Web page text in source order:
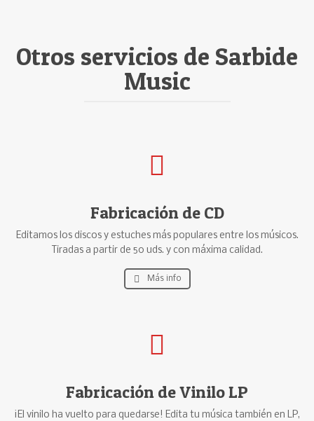
Otros servicios de Sarbide
Music
Fabricación de CD
Editamos los discos y estuches más populares entre los músicos.
Tiradas a partir de 50 uds. y con máxima calidad.
Más info
Fabricación de Vinilo LP
¡El vinilo ha vuelto para quedarse! Edita tu música también en LP,